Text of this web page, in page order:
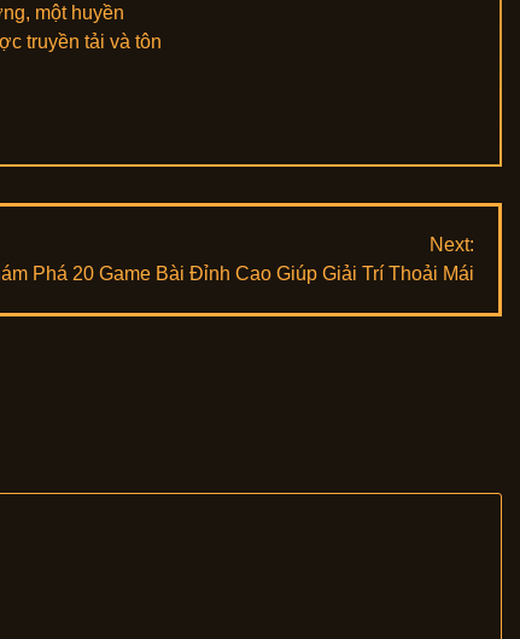
một huyền
truyền tải và tôn
Next:
Phá 20 Game Bài Đỉnh Cao Giúp Giải Trí Thoải Mái